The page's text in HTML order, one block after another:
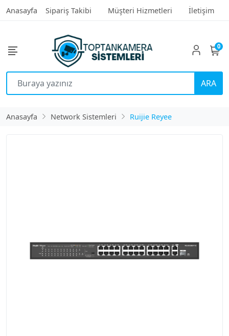
Anasayfa Sipariş Takibi Müşteri Hizmetleri İletişim
ARA
0
Anasayfa Network Sistemleri Ruijie Reyee